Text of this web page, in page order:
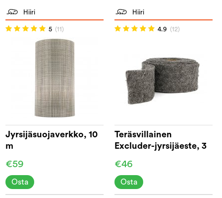
Hiiri
5 (11)
Jyrsijäsuojaverkko, 10
m
€59
Osta
Hiiri
4.9 (12)
Teräsvillainen
Excluder-jyrsijäeste, 3
€46
Osta